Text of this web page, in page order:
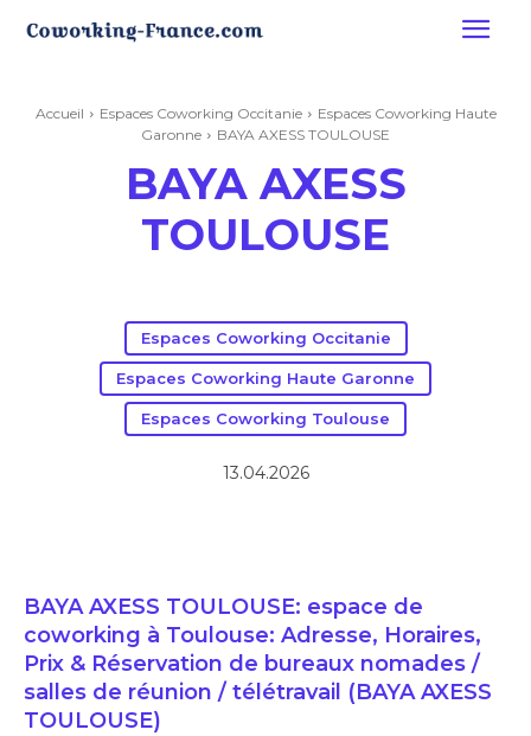
Accueil Espaces Coworking Occitanie
Espaces Coworking Haute
Garonne
BAYA AXESS TOULOUSE
BAYA AXESS
TOULOUSE
Espaces Coworking Occitanie
Espaces Coworking Haute Garonne
Espaces Coworking Toulouse
13.04.2026
BAYA AXESS TOULOUSE: espace de
coworking à Toulouse: Adresse, Horaires,
Prix & Réservation de bureaux nomades /
salles de réunion / télétravail (BAYA AXESS
TOULOUSE)